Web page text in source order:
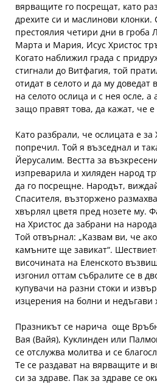
вярващите го посрещат, като
дрехите си и маслинови клонки.
престоялия четири дни в гроба
Марта и Мария, Исус Христос
Когато наближил града с
стигнали до Витфагия, той
отидат в селото и да му доведат
на селото ослица и с нея осле, а
защо правят това, да кажат, че
Като разбрали, че ослицата е
попречил. Той я възседнал и
Йерусалим. Вестта за
изпреварила и хиляден народ
да го посрещне. Народът,
Спасителя, възторжено
хвърлял цветя пред нозете му.
на Христос да забрани на
Той отвърнал: „Казвам ви, че
камъните ще завикат“.
височината на Еленското
изгонил оттам събралите се в
купувачи на разни стоки и
изцерения на болни и недъгави
Празникът се нарича още
Вая (Вайя), Куклинден или
се отслужва молитва и се
Те се раздават на вярващите и
си за здраве. Пак за здраве се